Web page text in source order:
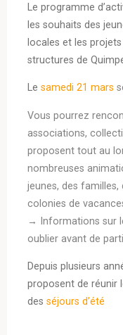
Le programme
les souhaits des
locales et les
structures de
Le samedi 21 mars
Vous pourrez
associations,
proposent tout au
nombreuses
jeunes, des
colonies de
→ Informations sur
oublier avant de
Depuis plusieurs
proposent de réunir
des séjours d’été